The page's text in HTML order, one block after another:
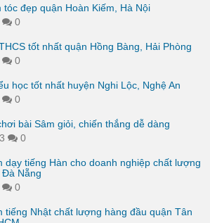
tóc đẹp quận Hoàn Kiếm, Hà Nội
0
tốt nhất quận Hồng Bàng, Hải Phòng
0
học tốt nhất huyện Nghi Lộc, Nghệ An
0
bài Sâm giỏi, chiến thắng dễ dàng
0
dạy tiếng Hàn cho doanh nghiệp chất lượng
Đà Nẵng
0
tiếng Nhật chất lượng hàng đầu quận Tân